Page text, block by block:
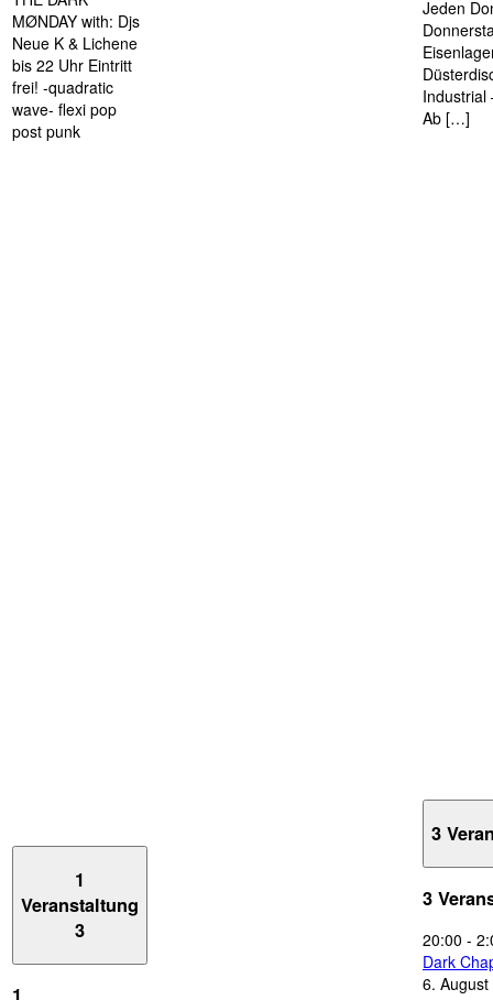
MØNDAY with: Djs
Neue K & Lichene
bis 22 Uhr Eintritt
frei! -quadratic
wave- flexi pop
post punk
Jeden
Industrial
Ab […]
1
Veranstaltung
3
3
3
20:00 -
Dark
6.